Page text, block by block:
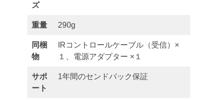
ズ
重量 290g
同梱
物
IRコントロールケーブル（受信）×
１、電源アダプター ×１
サポ
ート
1年間のセンドバック保証